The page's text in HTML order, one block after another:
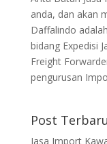
anda, dan akan
Daffalindo
bidang Expedisi
Freight
pengurusan
Post Terbaru
Jasa Import